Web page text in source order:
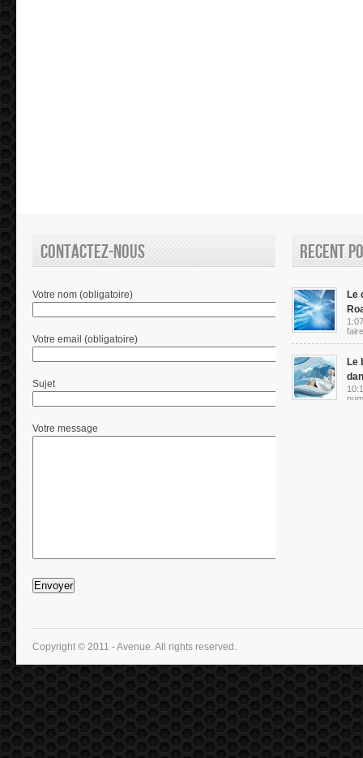
Contactez-nous
Votre nom (obligatoire)
Votre email (obligatoire)
Sujet
Votre message
Recent
Le
Le
Copyright © 2011 - Avenue. All rights reserved.